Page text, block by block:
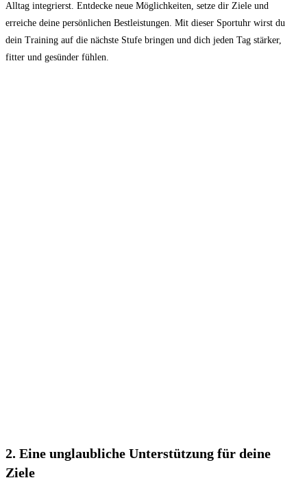
Alltag integrierst. Entdecke neue Möglichkeiten, setze dir Ziele und
erreiche deine persönlichen Bestleistungen. Mit dieser Sportuhr wirst du
dein Training auf die nächste Stufe bringen und dich jeden Tag stärker,
fitter und gesünder fühlen.
2.‍ Eine unglaubliche Unterstützung für deine
Ziele